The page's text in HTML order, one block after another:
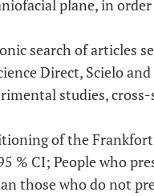
plane, in
search of articles
Direct, Scielo
studies,
of the
% CI; People who
those who do not